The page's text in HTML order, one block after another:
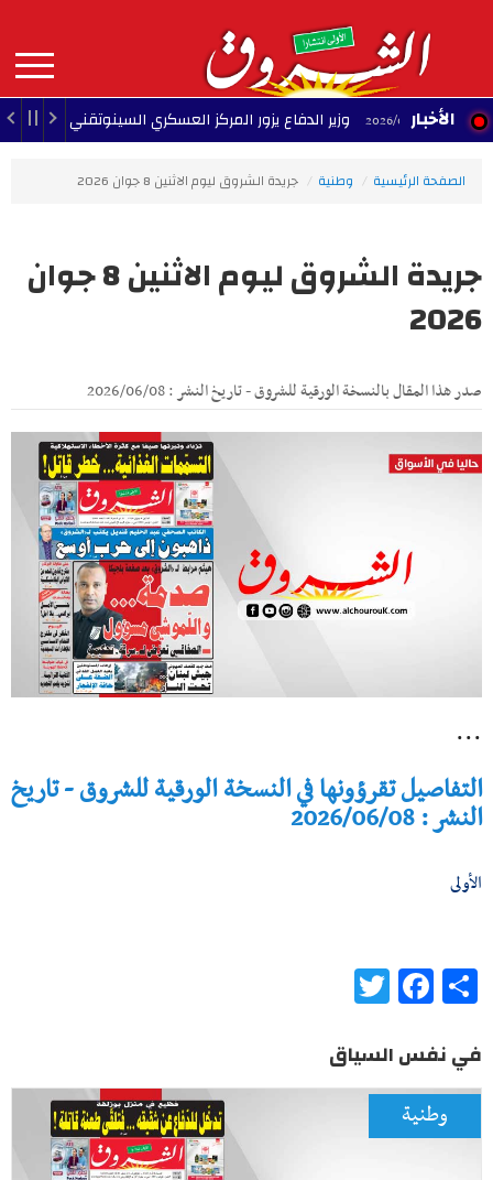
contenu
principal
MAIN
NAVIGATION الأخبار وزير الدفاع يزور المركز العسكري السينوتقني 23:05 - 2026/08/07
الصفحة الرئيسية وطنية جريدة الشروق ليوم الاثنين 8 جوان 2026
جريدة الشروق ليوم الاثنين 8 جوان
2026
صدر هذا المقال بالنسخة الورقية للشروق - تاريخ النشر : 2026/06/08
...
التفاصيل تقرؤونها في النسخة الورقية للشروق - تاريخ
النشر : 2026/06/08
الأولى
Share
Facebook
في نفس السياق
وطنية